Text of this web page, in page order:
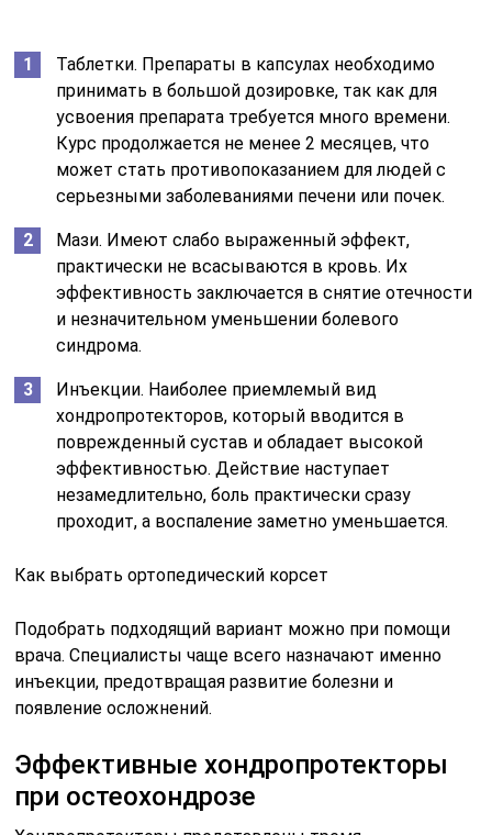
Таблетки. Препараты в капсулах необходимо
принимать в большой дозировке, так как для
усвоения препарата требуется много времени.
Курс продолжается не менее 2 месяцев, что
может стать противопоказанием для людей с
серьезными заболеваниями печени или почек.
Мази. Имеют слабо выраженный эффект,
практически не всасываются в кровь. Их
эффективность заключается в снятие отечности
и незначительном уменьшении болевого
синдрома.
Инъекции. Наиболее приемлемый вид
хондропротекторов, который вводится в
поврежденный сустав и обладает высокой
эффективностью. Действие наступает
незамедлительно, боль практически сразу
проходит, а воспаление заметно уменьшается.
Как выбрать ортопедический корсет
Подобрать подходящий вариант можно при помощи
врача. Специалисты чаще всего назначают именно
инъекции, предотвращая развитие болезни и
появление осложнений.
Эффективные хондропротекторы
при остеохондрозе